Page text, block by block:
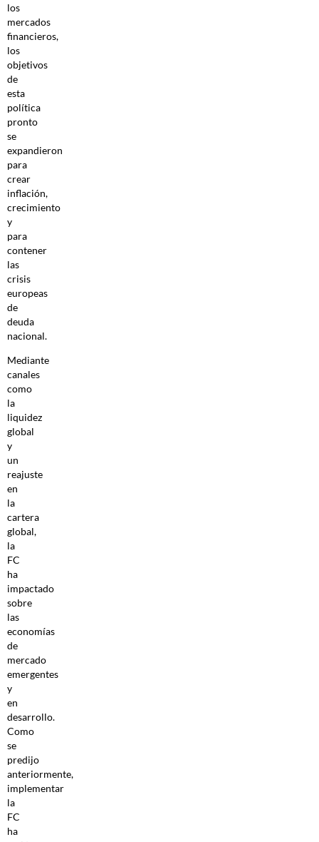
los
mercados
financieros,
los
objetivos
de
esta
política
pronto
se
expandieron
para
crear
inflación,
crecimiento
y
para
contener
las
crisis
europeas
de
deuda
nacional.
Mediante
canales
como
la
liquidez
global
y
un
reajuste
en
la
cartera
global,
la
FC
ha
impactado
sobre
las
economías
de
mercado
emergentes
y
en
desarrollo.
Como
se
predijo
anteriormente,
implementar
la
FC
ha